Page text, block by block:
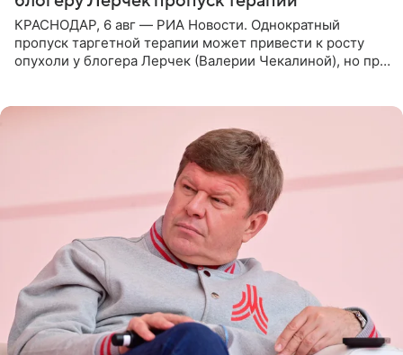
КРАСНОДАР, 6 авг — РИА Новости. Однократный
пропуск таргетной терапии может привести к росту
опухоли у блогера Лерчек (Валерии Чекалиной), но при